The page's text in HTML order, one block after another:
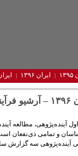
ایران ۱۳۹۶ ایران
آینده‌پژوهی، مطالعه
سه گزارش